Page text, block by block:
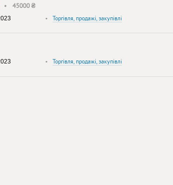
• 45000 ₴
•Торгівля, продажі, закупівлі
• Торгівля, продажі, закупівлі